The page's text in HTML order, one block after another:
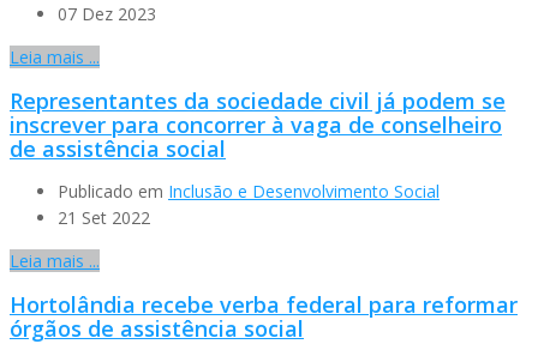
07 Dez 2023
Leia mais ...
Representantes da sociedade civil já podem se
inscrever para concorrer à vaga de conselheiro
de assistência social
Publicado em Inclusão e Desenvolvimento Social
21 Set 2022
Leia mais ...
Hortolândia recebe verba federal para reformar
órgãos de assistência social